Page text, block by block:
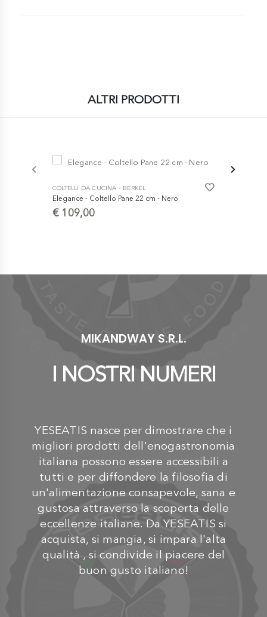
ALTRI PRODOTTI
COLTELLI DA CUCINA - BERKEL
Elegance - Coltello Pane 22 cm - Nero
€ 109,00
MIKANDWAY S.R.L.
I NOSTRI NUMERI
YESEATIS nasce per dimostrare che i
migliori prodotti dell'enogastronomia
italiana possono essere accessibili a
tutti e per diffondere la filosofia di
un'alimentazione consapevole, sana e
gustosa attraverso la scoperta delle
eccellenze italiane. Da YESEATIS si
acquista, si mangia, si impara l'alta
qualità , si condivide il piacere del
buon gusto italiano!